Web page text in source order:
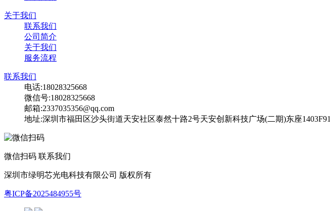
关于我们
联系我们
公司简介
关于我们
服务流程
联系我们
电话:18028325668
微信号:18028325668
邮箱:2337035356@qq.com
地址:深圳市福田区沙头街道天安社区泰然十路2号天安创新科技广场(二期)东座1403F91
微信扫码 联系我们
深圳市绿明芯光电科技有限公司 版权所有
粤ICP备2025484955号